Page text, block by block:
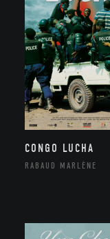
CONGO LUCHA
RABAUD MARLÈNE